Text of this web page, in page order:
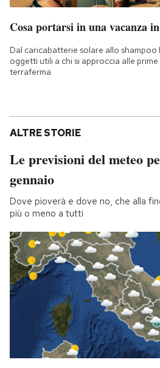
Cosa portarsi in una vacanza
Dal caricabatterie solare allo shampoo
oggetti utili a chi si approccia alle
terraferma
ALTRE STORIE
Le previsioni del meteo
gennaio
Dove pioverà e dove no, che alla
più o meno a tutti